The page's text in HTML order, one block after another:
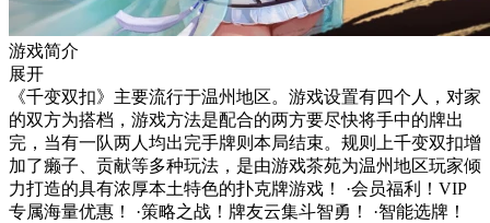
游戏简介
展开
《千变双扣》主要流行于温州地区。游戏设置有四个人，对家
的双方为搭档，游戏方法是配合的两方要尽快将手中的牌出
完，当有一队两人均出完手牌则本局结束。规则上千变双扣增
加了癞子、贡献等多种玩法，是由游戏茶苑为温州地区玩家倾
力打造的具有浓厚本土特色的扑克牌游戏！ ·会员福利！VIP
专属海量优惠！ ·策略之战！牌友云集斗智勇！ ·智能选牌！